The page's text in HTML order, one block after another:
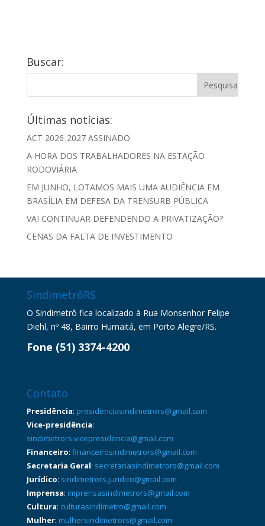
Buscar:
Últimas notícias:
ACT 2026-2027 ASSINADO
A HORA DOS TRABALHADORES NA ESTAÇÃO
RODOVIÁRIA
EM JUNHO, LOTAMOS MAIS UMA AUDIÊNCIA EM
BRASÍLIA EM DEFESA DA TRENSURB PÚBLICA
VAI CONTINUAR DEFENDENDO A PRIVATIZAÇÃO?
CENAS DA FALTA DE INVESTIMENTO
SindimetrôRS
O Sindimetrô fica localizado à Rua Monsenhor Felipe
Diehl, nº 48, Bairro Humaitá, em Porto Alegre/RS.
Fone (51) 3374-4200
Contato
Presidência: presidenciasindimetrors@gmail.com
Vice-presidência:
sindimetrors.vicepresidencia@gmail.com
Financeiro: financeirosindimetrors@gmail.com
Secretaria Geral: secretariasindimetrors@gmail.com
Jurídico: sindimetrors.juridico@gmail.com
Imprensa: imprensasindimetrors@gmail.com
Cultura: culturasindimetro@gmail.com
Mulher: mulhersindimetrors@gmail.com